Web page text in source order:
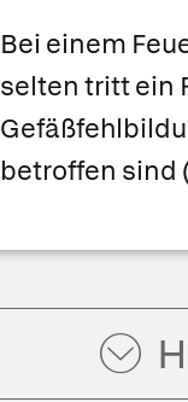
Bei einem
selten tritt ein
betroffen sind